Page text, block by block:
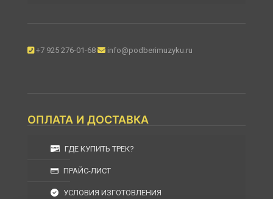
+7 925 276-01-68 info@podberimuzyku.ru
ОПЛАТА И ДОСТАВКА
ГДЕ КУПИТЬ ТРЕК?
ПРАЙС-ЛИСТ
УСЛОВИЯ ИЗГОТОВЛЕНИЯ